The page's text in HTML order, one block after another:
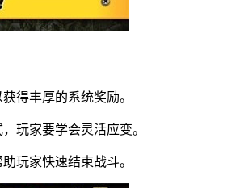
得丰厚的系统奖励。
玩家要学会灵活应变。
玩家快速结束战斗。